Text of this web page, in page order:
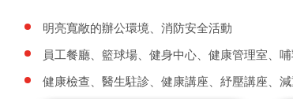
明亮寬敞的辦公環境、消防安全活動
員工餐廳、籃球場、健身中心、健康管理室、
健康檢查、醫生駐診、健康講座、紓壓講座、